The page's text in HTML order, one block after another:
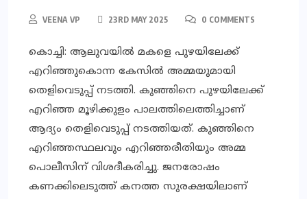
VEENA VP 23RD MAY 2025 0 COMMENTS
കൊച്ചി: ആലുവയില്‍ മകളെ പുഴയിലേക്ക്
എറിഞ്ഞുകൊന്ന കേസില്‍ അമ്മയുമായി
തെളിവെടുപ്പ് നടത്തി. കുഞ്ഞിനെ പുഴയിലേക്ക്
എറിഞ്ഞ മൂഴിക്കുളം പാലത്തിലെത്തിച്ചാണ്
ആദ്യം തെളിവെടുപ്പ് നടത്തിയത്. കുഞ്ഞിനെ
എറിഞ്ഞസ്ഥലവും എറിഞ്ഞരീതിയും അമ്മ
പൊലീസിന് വിശദീകരിച്ചു. ജനരോഷം
കണക്കിലെടുത്ത് കനത്ത സുരക്ഷയിലാണ്